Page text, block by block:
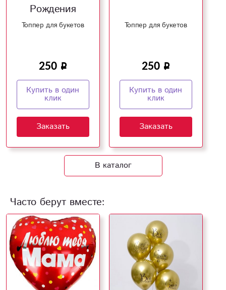
Рождения
Топпер для букетов
250
Купить в один
клик
Заказать
Топпер для букетов
250
Купить в один
клик
Заказать
В каталог
Часто берут вместе: